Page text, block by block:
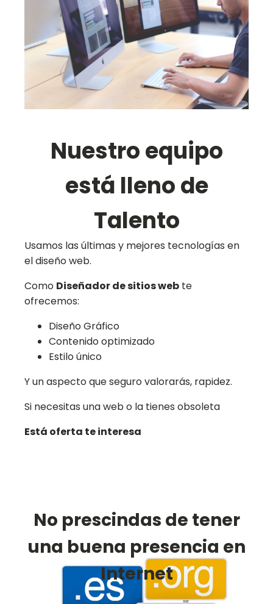
Nuestro equipo
está lleno de
Talento
Usamos las últimas y mejores tecnologías en
el diseño web.
Como Diseñador de sitios web te
ofrecemos:
Diseño Gráfico
Contenido optimizado
Estilo único
Y un aspecto que seguro valorarás, rapidez.
Si necesitas una web o la tienes obsoleta
Está oferta te interesa
No prescindas de tener
una buena presencia en
Internet